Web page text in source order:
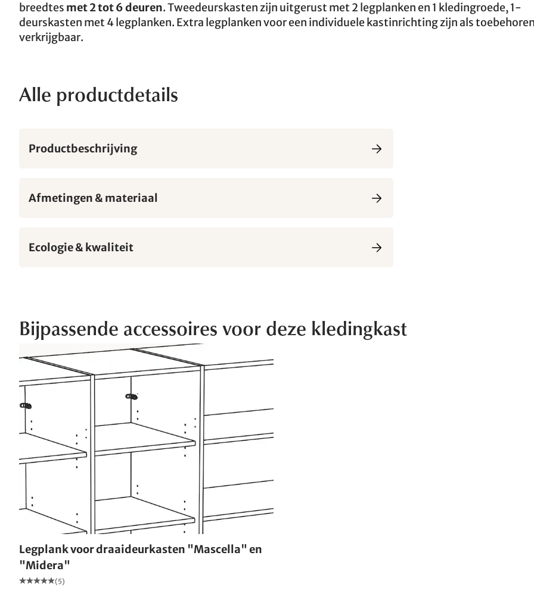
breedtes met 2 tot 6 deuren. Tweedeurskasten zijn uitgerust met 2 legplanken en 1 kledingroede, 1-
deurskasten met 4 legplanken. Extra legplanken voor een individuele kastinrichting zijn als
verkrijgbaar.
Alle productdetails
Productbeschrijving
Afmetingen & materiaal
Ecologie & kwaliteit
Bijpassende accessoires voor deze kledingkast
Legplank voor draaideurkasten "Mascella" en
"Midera"
(5)